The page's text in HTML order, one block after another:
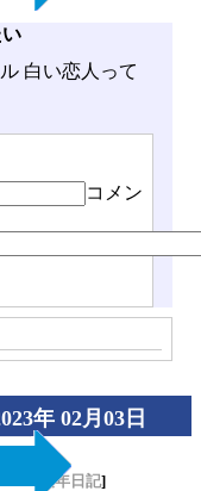
白い恋人って
コメン
年 02月03日
Fri）
長年日記]